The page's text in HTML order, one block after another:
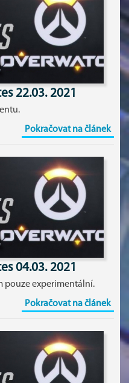
22.03. 2021
Pokračovat na článek
04.03. 2021
pouze experimentální.
Pokračovat na článek